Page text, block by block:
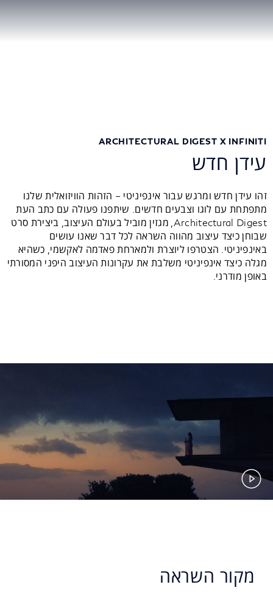
ARCHITECTURAL DIGEST X INFINITI
עידן חדש
זהו עידן חדש ומרגש עבור אינפיניטי – הזהות הוויזואלית שלנו
מתפתחת עם לוגו וצבעים חדשים. שיתפנו פעולה עם כתב העת
Architectural Digest, מגזין מוביל בעולם העיצוב, ביצירת סרט
שבוחן כיצד עיצוב מהווה השראה לכל דבר שאנו עושים
באינפיניטי. הצטרפו ליוצרת ולמארחת פאדמה לאקשמי, כשהיא
מגלה כיצד אינפיניטי משלבת את עקרונות העיצוב היפני המסורתי
באופן מודרני.
מקור השראה